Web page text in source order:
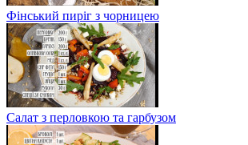
Фінський пиріг з чорницею
Салат з перловкою та гарбузом